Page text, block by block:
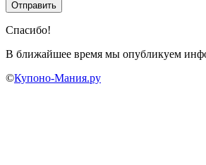
Спасибо!
В ближайшее время мы опубликуем
©Купоно-Мания.ру